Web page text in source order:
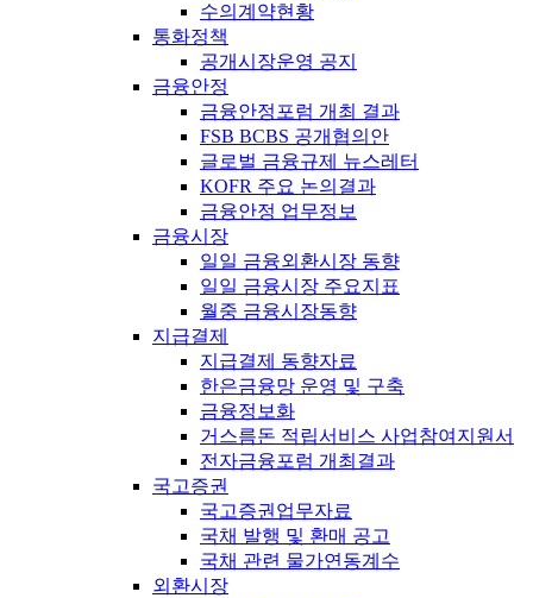
수의계약현황
통화정책
공개시장운영 공지
금융안정
금융안정포럼 개최 결과
FSB BCBS 공개협의안
글로벌 금융규제 뉴스레터
KOFR 주요 논의결과
금융안정 업무정보
금융시장
일일 금융외환시장 동향
일일 금융시장 주요지표
월중 금융시장동향
지급결제
지급결제 동향자료
한은금융망 운영 및 구축
금융정보화
거스름돈 적립서비스 사업참여지원서
전자금융포럼 개최결과
국고증권
국고증권업무자료
국채 발행 및 환매 공고
국채 관련 물가연동계수
외환시장